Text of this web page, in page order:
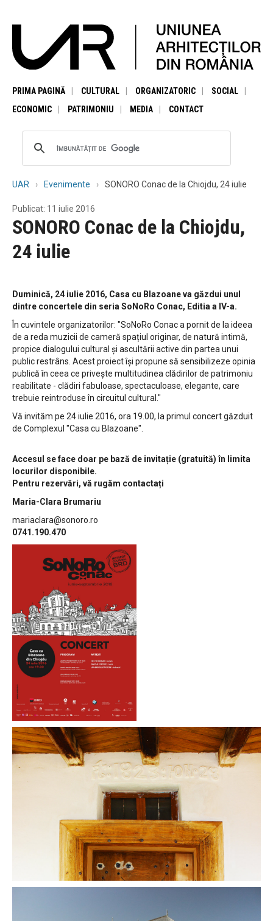
PRIMA PAGINĂ CULTURAL ORGANIZATORIC
SOCIAL
ECONOMIC
PATRIMONIU MEDIA CONTACT
UAR Evenimente SONORO Conac de la Chiojdu, 24 iulie
Publicat: 11 iulie 2016
SONORO Conac de la Chiojdu,
24 iulie
Duminică, 24 iulie 2016, Casa cu Blazoane va găzdui unul
dintre concertele din seria SoNoRo Conac, Editia a IV-a.
În cuvintele organizatorilor: "SoNoRo Conac a pornit de la ideea
de a reda muzicii de cameră spațiul originar, de natură intimă,
propice dialogului cultural și ascultării active din partea unui
public restrâns. Acest proiect își propune să sensibilizeze opinia
publică în ceea ce privește multitudinea clădirilor de patrimoniu
reabilitate - clădiri fabuloase, spectaculoase, elegante, care
trebuie reintroduse în circuitul cultural."
Vă invităm pe 24 iulie 2016, ora 19.00, la primul concert găzduit
de Complexul "Casa cu Blazoane".
Accesul se face doar pe bază de invitație (gratuită) în limita
locurilor disponibile.
Pentru rezervări, vă rugăm contactați
Maria-Clara Brumariu
mariaclara@sonoro.ro
0741.190.470